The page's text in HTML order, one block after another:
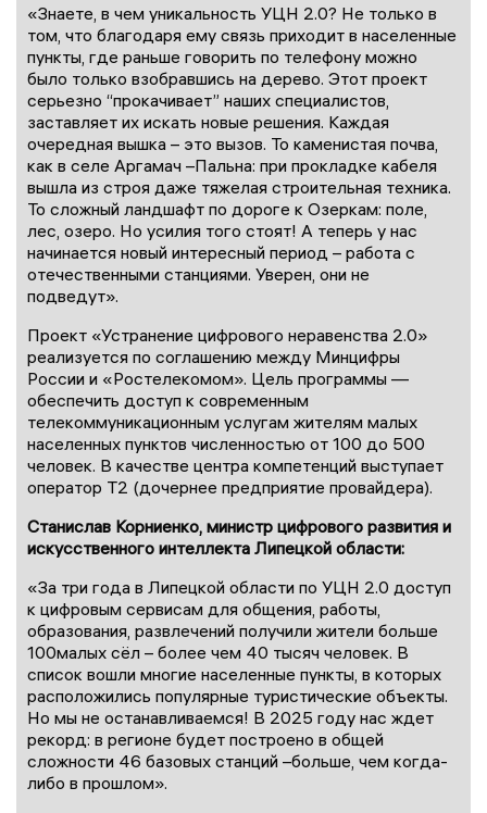
«Знаете, в чем уникальность УЦН 2.0? Не только в
том, что благодаря ему связь приходит в населенные
пункты, где раньше говорить по телефону можно
было только взобравшись на дерево. Этот проект
серьезно “прокачивает” наших специалистов,
заставляет их искать новые решения. Каждая
очередная вышка – это вызов. То каменистая почва,
как в селе Аргамач –Пальна: при прокладке кабеля
вышла из строя даже тяжелая строительная техника.
То сложный ландшафт по дороге к Озеркам: поле,
лес, озеро. Но усилия того стоят! А теперь у нас
начинается новый интересный период – работа с
отечественными станциями. Уверен, они не
подведут».
Проект «Устранение цифрового неравенства 2.0»
реализуется по соглашению между Минцифры
России и «Ростелекомом». Цель программы —
обеспечить доступ к современным
телекоммуникационным услугам жителям малых
населенных пунктов численностью от 100 до 500
человек. В качестве центра компетенций выступает
оператор T2 (дочернее предприятие провайдера).
Станислав Корниенко, министр цифрового развития и
искусственного интеллекта Липецкой области:
«За три года в Липецкой области по УЦН 2.0 доступ
к цифровым сервисам для общения, работы,
образования, развлечений получили жители больше
100малых сёл – более чем 40 тысяч человек. В
список вошли многие населенные пункты, в которых
расположились популярные туристические объекты.
Но мы не останавливаемся! В 2025 году нас ждет
рекорд: в регионе будет построено в общей
сложности 46 базовых станций –больше, чем когда-
либо в прошлом».